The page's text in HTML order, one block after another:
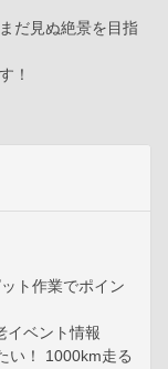
だ見ぬ絶景を目指
！
ト作業でポイン
イベント情報
い！ 1000km走る